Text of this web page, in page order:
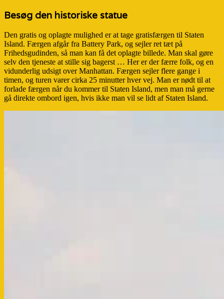
Besøg den historiske statue
Den gratis og oplagte mulighed er at tage gratisfærgen til Staten
Island. Færgen afgår fra Battery Park, og sejler ret tæt på
Frihedsgudinden, så man kan få det oplagte billede. Man skal gøre
selv den tjeneste at stille sig bagerst … Her er der færre folk, og en
vidunderlig udsigt over Manhattan. Færgen sejler flere gange i
timen, og turen varer cirka 25 minutter hver vej. Man er nødt til at
forlade færgen når du kommer til Staten Island, men man må gerne
gå direkte ombord igen, hvis ikke man vil se lidt af Staten Island.